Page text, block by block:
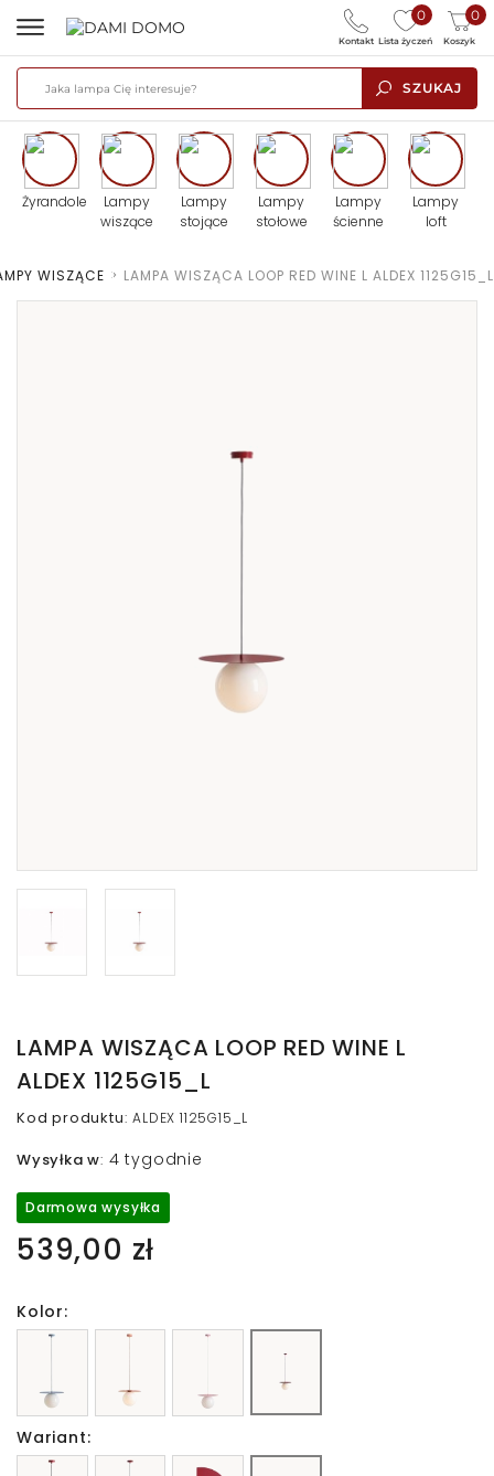
SZUKAJ
0
Lista życzeń
0
Koszyk
Kontakt
Żyrandole
Lampy
wiszące
Lampy
stojące
Lampy
stołowe
Lampy
ścienne
Lampy
loft
WISZĄCE > LAMPA WISZĄCA LOOP RED WINE L ALDEX 1125G15_L
LAMPA WISZĄCA LOOP RED WINE L
ALDEX 1125G15_L
Kod produktu:ALDEX 1125G15_L
Wysyłka w: 4 tygodnie
Darmowa wysyłka
539,00 zł
Kolor:
Wariant: